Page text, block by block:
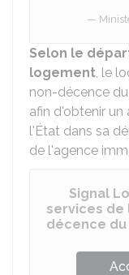
Selon le
logement, le
non-décence
afin d'obtenir
l'État dans sa
de l'agence
Signal
services de
décence